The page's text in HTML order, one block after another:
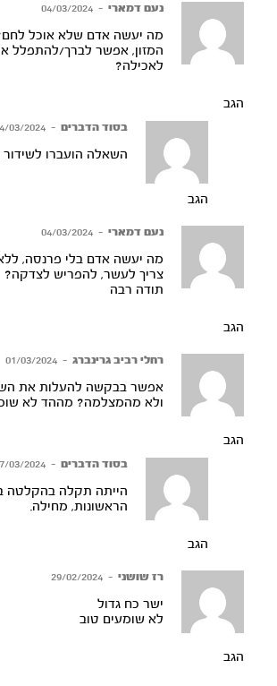
נעם דמארי –
04/03/2024
מה יעשה אדם שלא אוכל
המזון, אפשר לברך/להתפלל
לאכילה?
הגב
בסוד הדברים –
03/2024
השאלה הועברו לשידור
הגב
נעם דמארי –
04/03/2024
מה יעשה אדם בלי פרנסה,
צריך לעשר, להפריש לצדקה?
תודה רבה
הגב
רחלי רביב גרינברג –
01/03/2024
אפשר בבקשה להעלות את
ולא מהמצלמה? מההד לא
הגב
בסוד הדברים –
03/2024
הייתה תקלה בהקלטה
הראשונות, מחילה.
הגב
רז שושני –
29/02/2024
ישר כח גדול
לא שומעים טוב
הגב